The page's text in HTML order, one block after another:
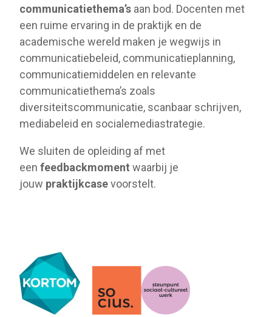
communicatiethema’s aan bod. Docenten met
een ruime ervaring in de praktijk en de
academische wereld maken je wegwijs in
communicatiebeleid, communicatieplanning,
communicatiemiddelen en relevante
communicatiethema’s zoals
diversiteitscommunicatie, scanbaar schrijven,
mediabeleid en socialemediastrategie.
We sluiten de opleiding af met
een feedbackmoment waarbij je
jouw praktijkcasevoorstelt.